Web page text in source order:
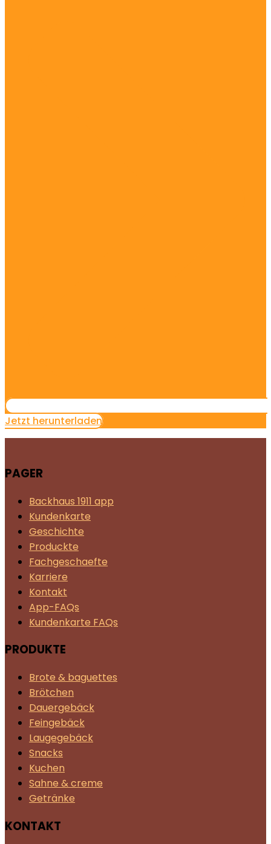
Jetzt herunterladen
PAGER
Backhaus 1911 app
Kundenkarte
Geschichte
Produckte
Fachgeschaefte
Karriere
Kontakt
App-FAQs
Kundenkarte FAQs
PRODUKTE
Brote & baguettes
Brötchen
Dauergebäck
Feingebäck
Laugegebäck
Snacks
Kuchen
Sahne & creme
Getränke
KONTAKT